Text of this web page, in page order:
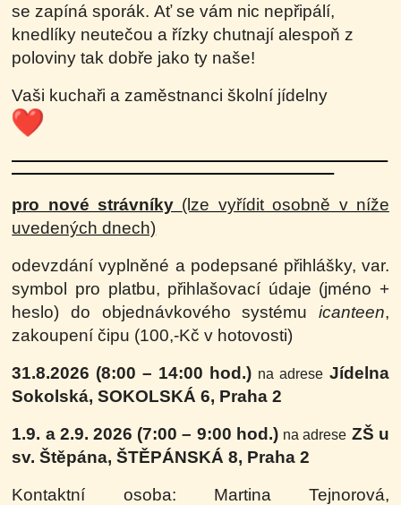
se zapínásporák.Ať se vám nic nepřipálí,
knedlíky neutečou a řízky chutnají alespoň z
poloviny tak dobře jako ty naše!
Vaši kuchaři a zaměstnanci školní jídelny
------------------------------------------------------------------------------------
------------------------------------------------------------------------
pro nové strávníky (lze vyřídit osobně v níže
uvedených dnech)
odevzdání vyplněné a podepsané přihlášky, var.
symbol pro platbu, přihlašovací údaje (jméno +
heslo) do objednávkového systému icanteen,
zakoupení čipu (100,-Kč v hotovosti)
31.8.2026 (8:00 – 14:00 hod.) na adreseJídelna
Sokolská, SOKOLSKÁ 6, Praha 2
1.9. a 2.9. 2026 (7:00 – 9:00 hod.) na adrese ZŠ u
sv. Štěpána, ŠTĚPÁNSKÁ 8, Praha 2
Kontaktní osoba: Martina Tejnorová,